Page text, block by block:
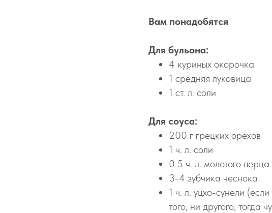
Вам понадобятся
Для бульона:
4 куриных окорочка
1 средняя луковица
1 ст. л. соли
Для соуса:
200 г грецких орехов
1 ч. л. соли
0.5 ч. л. молотого перца
3-4 зубчика чеснока
1 ч. л. уцхо-сунели
того, ни другого, тогда